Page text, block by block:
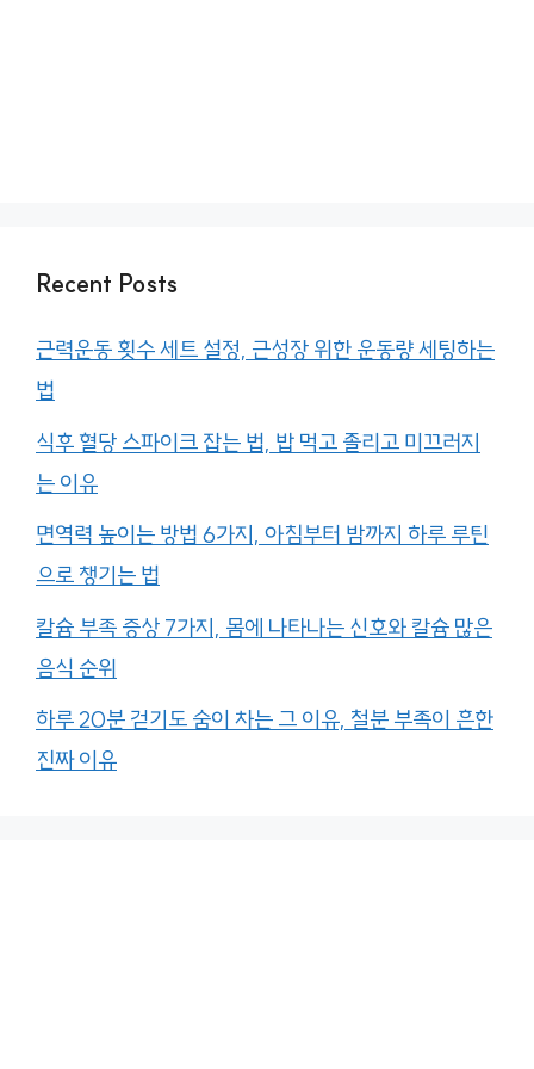
Recent Posts
근력운동 횟수 세트 설정, 근성장 위한 운동량 세팅하는
법
식후 혈당 스파이크 잡는 법, 밥 먹고 졸리고 미끄러지
는 이유
면역력 높이는 방법 6가지, 아침부터 밤까지 하루 루틴
으로 챙기는 법
칼슘 부족 증상 7가지, 몸에 나타나는 신호와 칼슘 많은
음식 순위
하루 20분 걷기도 숨이 차는 그 이유, 철분 부족이 흔한
진짜 이유